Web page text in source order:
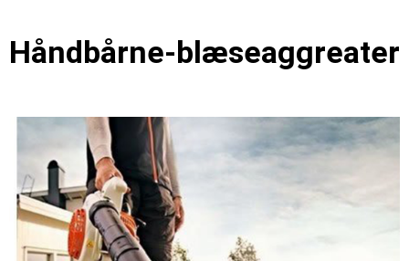
Håndbårne-blæseaggreater